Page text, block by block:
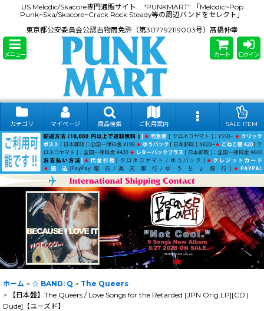
US Melodic/Skacore専門通販サイト "PUNKMART" 「Melodic~Pop
Punk~Ska/Skacore~Crack Rock Steady等の周辺バンドをセレクト」
東京都公安委員会公認古物商免許（第307792119003号）髙橋伸幸
メニュー カート ログイン
カテゴリ マイページ 商品検索 ご利用案内 SALE ITEM
ホーム > ☆ BAND: Q > The Queers
>
【日本盤】The Queers / Love Songs for the Retarded [JPN Orig.LP][CD |
Dude]【ユーズド】